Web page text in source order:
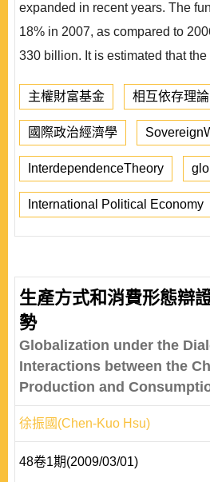
expanded in recent years. The
18% in 2007, as compared to
330 billion. It is estimated that
主權財富基金 相互依存理論
國際政治經濟學
InterdependenceTheory
International Political Economy
生產方式和消費形態辯
勢
Globalization under the
Interactions between the
Production and
徐振國(Chen-Kuo Hsu)
48卷1期(2009/03/01)